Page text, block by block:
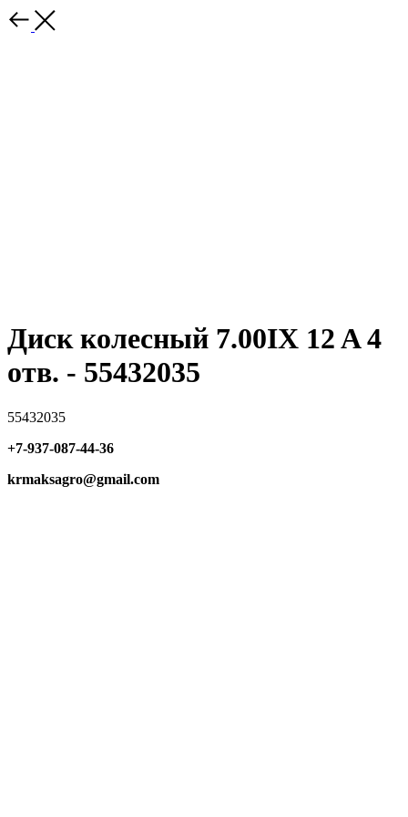
Диск колесный 7.00IX 12 A 4
отв. - 55432035
55432035
+7-937-087-44-36
krmaksagro@gmail.com